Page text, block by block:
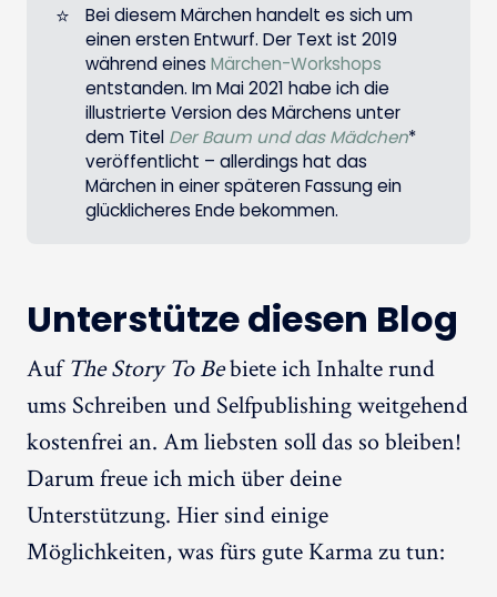
⭐
Bei diesem Märchen handelt es sich um
einen ersten Entwurf. Der Text ist 2019
während einesMärchen-Workshops
entstanden. Im Mai 2021 habe ich die
illustrierte Version des Märchens unter
dem Titel Der Baum und das Mädchen*
veröffentlicht – allerdings hat das
Märchen in einer späteren Fassung ein
glücklicheres Ende bekommen.
Unterstütze diesen Blog
AufThe Story To Bebiete ich Inhalte rund
ums Schreiben und Selfpublishing weitgehend
kostenfrei an. Am liebsten soll das so bleiben!
Darum freue ich mich über deine
Unterstützung. Hier sind einige
Möglichkeiten, was fürs gute Karma zu tun: